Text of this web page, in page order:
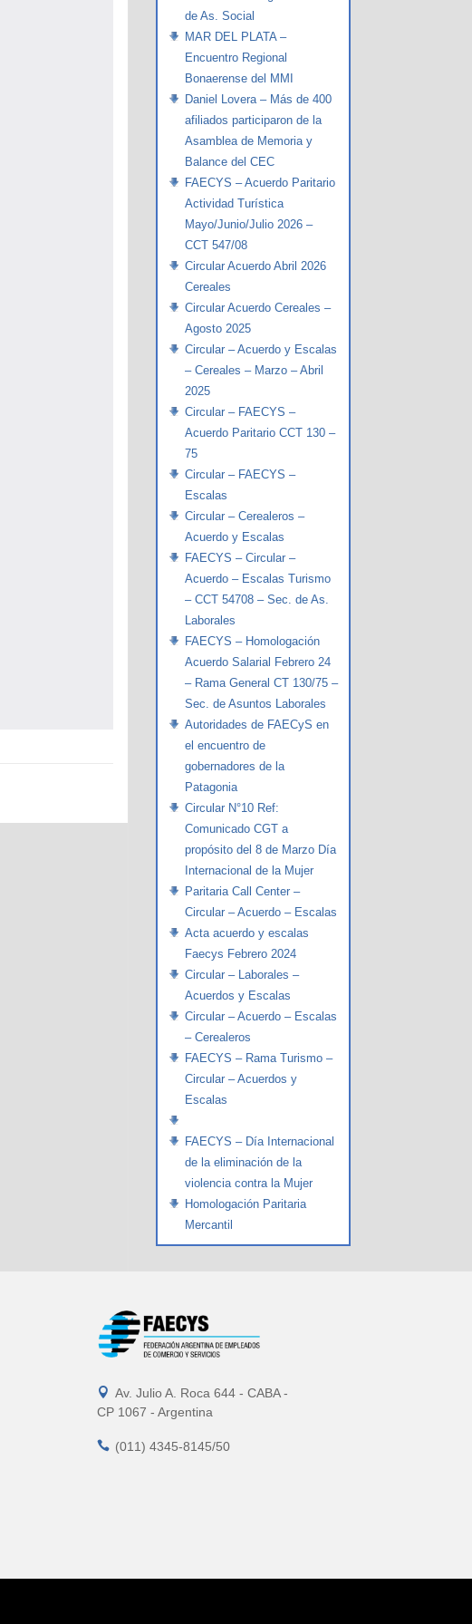
de As. Social
MAR DEL PLATA –
Encuentro Regional
Bonaerense del MMI
Daniel Lovera – Más de 400
afiliados participaron de la
Asamblea de Memoria y
Balance del CEC
FAECYS – Acuerdo Paritario
Actividad Turística
Mayo/Junio/Julio 2026 –
CCT 547/08
Circular Acuerdo Abril 2026
Cereales
Circular Acuerdo Cereales –
Agosto 2025
Circular – Acuerdo y Escalas
– Cereales – Marzo – Abril
2025
Circular – FAECYS –
Acuerdo Paritario CCT 130 –
75
Circular – FAECYS –
Escalas
Circular – Cerealeros –
Acuerdo y Escalas
FAECYS – Circular –
Acuerdo – Escalas Turismo
– CCT 54708 – Sec. de As.
Laborales
FAECYS – Homologación
Acuerdo Salarial Febrero 24
– Rama General CT 130/75 –
Sec. de Asuntos Laborales
Autoridades de FAECyS en
el encuentro de
gobernadores de la
Patagonia
Circular N°10 Ref:
Comunicado CGT a
propósito del 8 de Marzo Día
Internacional de la Mujer
Paritaria Call Center –
Circular – Acuerdo – Escalas
Acta acuerdo y escalas
Faecys Febrero 2024
Circular – Laborales –
Acuerdos y Escalas
Circular – Acuerdo – Escalas
– Cerealeros
FAECYS – Rama Turismo –
Circular – Acuerdos y
Escalas
FAECYS – Día Internacional
de la eliminación de la
violencia contra la Mujer
Homologación Paritaria
Mercantil
 Av. Julio A. Roca 644 - CABA -
CP 1067 - Argentina
 (011) 4345-8145/50